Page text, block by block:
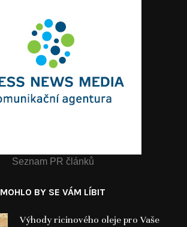
Seznam PR článků
MOHLO BY SE VÁM LÍBIT
Výhody ricinového oleje pro Vaše